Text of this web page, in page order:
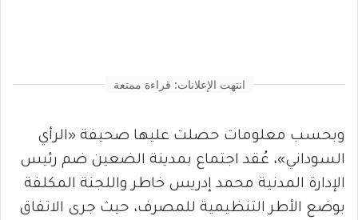
انتهت الإعلانات: قراءة ممتعة
وبحسب معلومات حصلت عليها صحيفة «الرأي
السوداني»، عُقد اجتماع بمدينة الضعين ضم رئيس
الإدارة المدنية محمد إدريس خاطر واللجنة المكلفة
بوضع الأطر التنظيمية للمصرف، حيث جرى الاتفاق